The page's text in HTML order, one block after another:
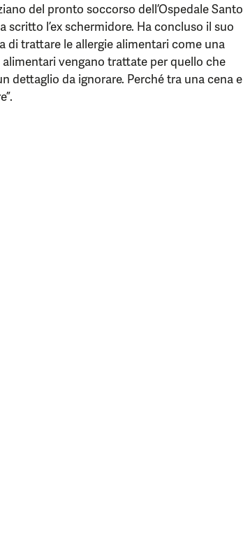
del pronto soccorso dell’Ospedale Santo
scritto l’ex schermidore. Ha concluso il suo
di trattare le allergie alimentari come una
alimentari vengano trattate per quello che
dettaglio da ignorare. Perché tra una cena e